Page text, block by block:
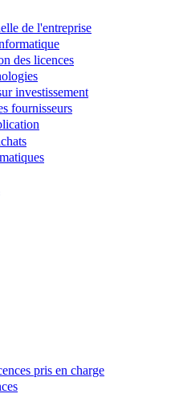
de l'entreprise
des licences
investissement
fournisseurs
pris en charge